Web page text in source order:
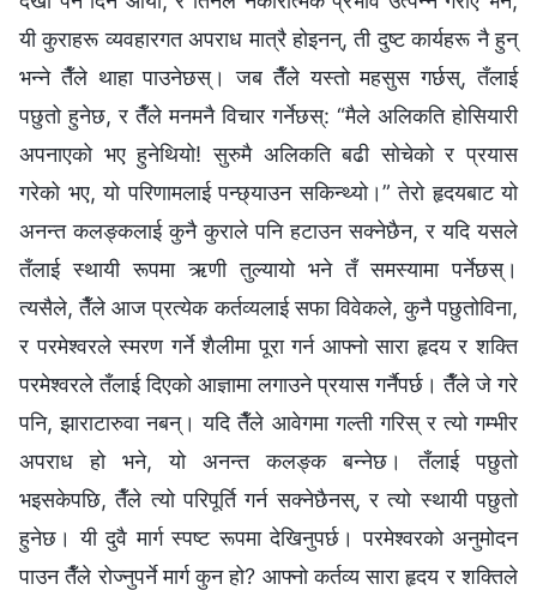
यी कुराहरू व्यवहारगत अपराध मात्रै होइनन्, ती दुष्ट कार्यहरू नै हुन्
भन्‍ने तैँले थाहा पाउनेछस्। जब तैँले यस्तो महसुस गर्छस्, तँलाई
पछुतो हुनेछ, र तैँले मनमनै विचार गर्नेछस्: “मैले अलिकति होसियारी
अपनाएको भए हुनेथियो! सुरुमै अलिकति बढी सोचेको र प्रयास
गरेको भए, यो परिणामलाई पन्छ्याउन सकिन्थ्यो।” तेरो हृदयबाट यो
अनन्त कलङ्कलाई कुनै कुराले पनि हटाउन सक्‍नेछैन, र यदि यसले
तँलाई स्थायी रूपमा ऋणी तुल्यायो भने तँ समस्यामा पर्नेछस्।
त्यसैले, तैँले आज प्रत्येक कर्तव्यलाई सफा विवेकले, कुनै पछुतोविना,
र परमेश्‍वरले स्मरण गर्ने शैलीमा पूरा गर्न आफ्नो सारा हृदय र शक्ति
परमेश्‍वरले तँलाई दिएको आज्ञामा लगाउने प्रयास गर्नैपर्छ। तैँले जे गरे
पनि, झाराटारुवा नबन्। यदि तैँले आवेगमा गल्ती गरिस् र त्यो गम्भीर
अपराध हो भने, यो अनन्त कलङ्क बन्नेछ। तँलाई पछुतो
भइसकेपछि, तैँले त्यो परिपूर्ति गर्न सक्नेछैनस्, र त्यो स्थायी पछुतो
हुनेछ। यी दुवै मार्ग स्पष्ट रूपमा देखिनुपर्छ। परमेश्‍वरको अनुमोदन
पाउन तैँले रोज्नुपर्ने मार्ग कुन हो? आफ्‍नो कर्तव्य सारा हृदय र शक्तिले